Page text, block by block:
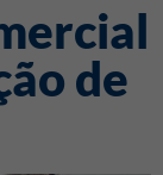
de